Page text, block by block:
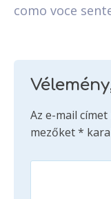
como voce
Az e-mail
mezőket*